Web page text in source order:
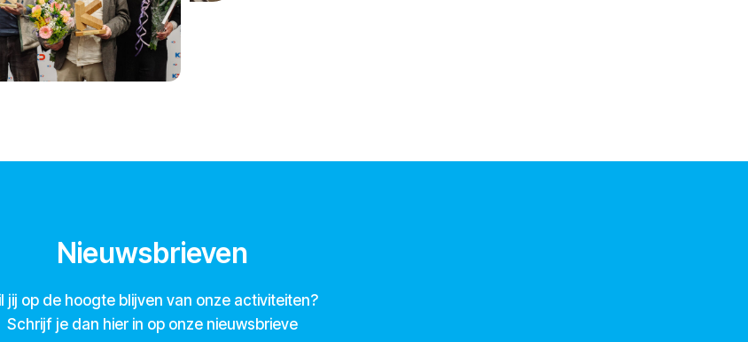
Nieuwsbrieven
jij op de hoogte blijven van onze activiteiten?
Schrijf je dan hier in op onze nieuwsbrieve